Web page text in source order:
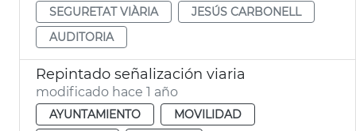
SEGURETAT VIÀRIA
JESÚS CARBONELL
AUDITORIA
Repintado señalización viaria
modificado hace 1 año
AYUNTAMIENTO
MOVILIDAD